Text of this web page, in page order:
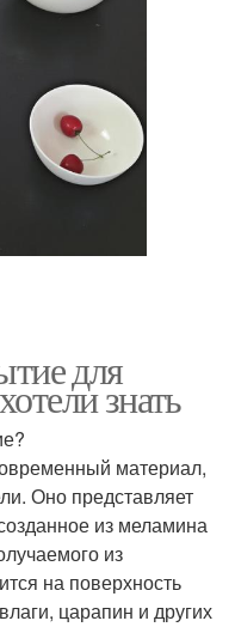
для
знать
материал,
Оно представляет
из меламина
из
на поверхность
царапин и других